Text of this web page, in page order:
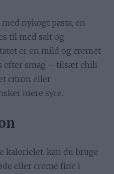
nykogt pasta, en
til med salt og
er en mild og cremet
efter smag – tilsæt chili
citron eller
mere syre.
kalorielet, kan du bruge
eller creme fine i